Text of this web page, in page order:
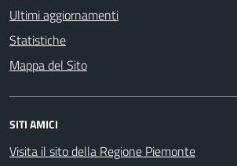
Ultimi aggiornamenti
Statistiche
Mappa del Sito
SITI AMICI
Visita il sito della Regione Piemonte